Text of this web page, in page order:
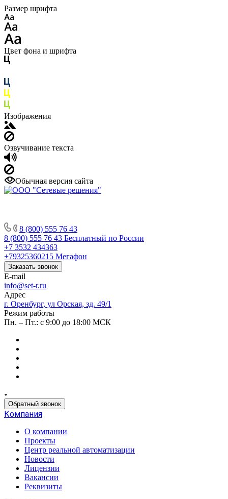
Размер шрифта
Цвет фона и шрифта
Изображения
Озвучивание текста
Обычная версия сайта
8 (800) 555 76 43
8 (800) 555 76 43 Бесплатный по России
+7 3532 434363
+79325360215 Мегафон
Заказать звонок
E-mail
info@set-r.ru
Адрес
г. Оренбург, ул Орская, зд. 49/1
Режим работы
Пн. – Пт.: с 9:00 до 18:00 МСК
Обратный звонок
Компания
О компании
Проекты
Центр реальной автоматизации
Новости
Лицензии
Вакансии
Реквизиты